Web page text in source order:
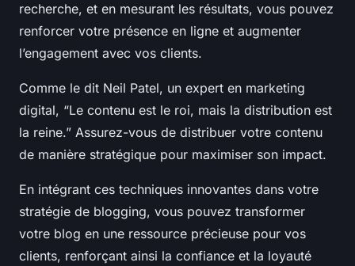
recherche, et en mesurant les résultats, vous pouvez
renforcer votre présence en ligne et augmenter
l’engagement avec vos clients.
Comme le dit Neil Patel, un expert en marketing
digital, “Le contenu est le roi, mais la distribution est
la reine.” Assurez-vous de distribuer votre contenu
de manière stratégique pour maximiser son impact.
En intégrant ces techniques innovantes dans votre
stratégie de blogging, vous pouvez transformer
votre blog en une ressource précieuse pour vos
clients, renforçant ainsi la confiance et la loyauté